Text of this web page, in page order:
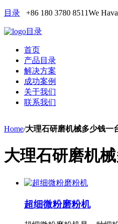
目录 +86 180 3780 8511We
目录
首页
产品目录
解决方案
成功案例
关于我们
联系我们
Home/大理石研磨机械多少钱一
大理石研磨机
超细微粉磨粉机